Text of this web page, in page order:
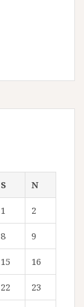
S N
1 2
8 9
15 16
22 23